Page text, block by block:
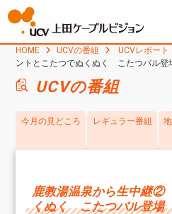
HOME UCVの番組 UCVレポート
ントとこたつでぬくぬく こたつバル
UCVの番組
今月の見どころ レギュラー番組
鹿教湯温泉から生中継②
くぬく こたつバル登場